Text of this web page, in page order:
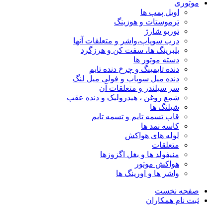
موتوری
اویل پمپ ها
ترموستات و هوزینگ
توربو شارژ
درب سوپاپ،واشر و متعلقات آنها
بلبرینگ ها، سفت کن و هرزگرد
دسته موتور ها
دنده تایمینگ و چرخ دنده تایم
دنده میل سوپاپ و فولی میل لنگ
سر سیلندر و متعلقات آن
شمع روغن ، هیدرولیک و دنده عقب
شیلنگ ها
قاب تسمه تایم و تسمه تایم
کاسه نمد ها
لوله های هواکش
متعلقات
منیفولد ها و بغل اگزوزها
هواکش موتور
واشر ها و اورینگ ها
صفحه نخست
ثبت نام همکاران